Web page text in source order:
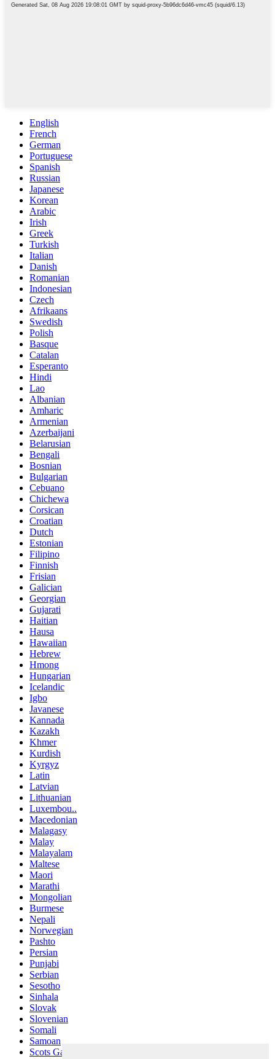
English
French
German
Portuguese
Spanish
Russian
Japanese
Korean
Arabic
Irish
Greek
Turkish
Italian
Danish
Romanian
Indonesian
Czech
Afrikaans
Swedish
Polish
Basque
Catalan
Esperanto
Hindi
Lao
Albanian
Amharic
Armenian
Azerbaijani
Belarusian
Bengali
Bosnian
Bulgarian
Cebuano
Chichewa
Corsican
Croatian
Dutch
Estonian
Filipino
Finnish
Frisian
Galician
Georgian
Gujarati
Haitian
Hausa
Hawaiian
Hebrew
Hmong
Hungarian
Icelandic
Igbo
Javanese
Kannada
Kazakh
Khmer
Kurdish
Kyrgyz
Latin
Latvian
Lithuanian
Luxembou..
Macedonian
Malagasy
Malay
Malayalam
Maltese
Maori
Marathi
Mongolian
Burmese
Nepali
Norwegian
Pashto
Persian
Punjabi
Serbian
Sesotho
Sinhala
Slovak
Slovenian
Somali
Samoan
Scots Gaelic